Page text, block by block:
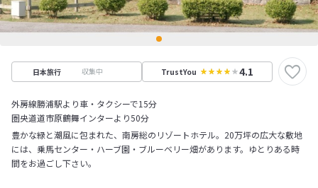
日本旅行 収集中 TrustYou 4.1
外房線勝浦駅より車・タクシーで15分
圏央道道市原鶴舞インターより50分
豊かな緑と潮風に包まれた、南房総のリゾートホテル。20万坪の広大な敷地
には、乗馬センター・ハーブ園・ブルーベリー畑があります。ゆとりある時
間をお過ごし下さい。